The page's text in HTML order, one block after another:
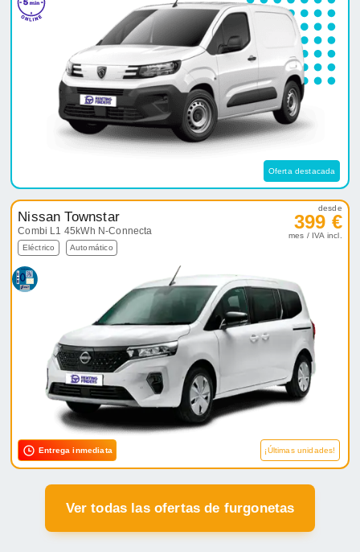
Oferta destacada
Nissan Townstar
Combi L1 45kWh N-Connecta
Eléctrico Automático
desde
399 €
mes / IVA incl.
Entrega inmediata ¡Últimas unidades!
Ver todas las ofertas de furgonetas